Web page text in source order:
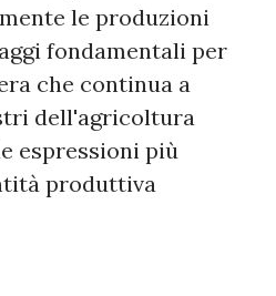
le produzioni
fondamentali per
che continua a
dell'agricoltura
espressioni più
produttiva